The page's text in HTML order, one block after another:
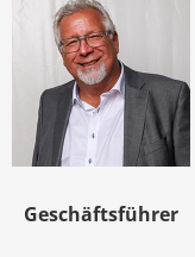
Geschäftsführer